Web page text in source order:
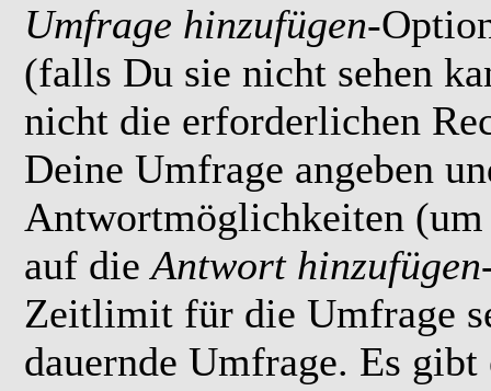
Umfrage hinzufügen-
(falls Du sie nicht sehen
nicht die erforderlichen
Deine Umfrage angeben
Antwortmöglichkeiten
auf dieAntwort hinzufügen
Zeitlimit für die Umfrage
dauernde Umfrage. Es